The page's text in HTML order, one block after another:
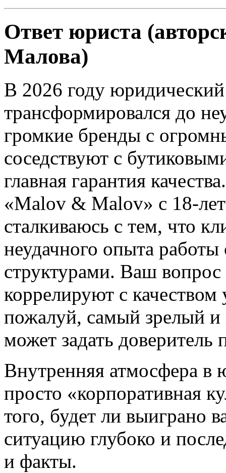
Ответ юриста
Малова)
В 2026 году
трансформировался до
громкие бренды с
соседствуют с
главная гарантия
«Malov & Malov» с 18-
сталкиваюсь с тем, что
неудачного опыта
структурами. Ваш
коррелируют с
пожалуй, самый зрелый
может задать доверитель
Внутренняя атмосфера
просто «корпоративная
того, будет ли выиграно
ситуацию глубоко и
и факты.